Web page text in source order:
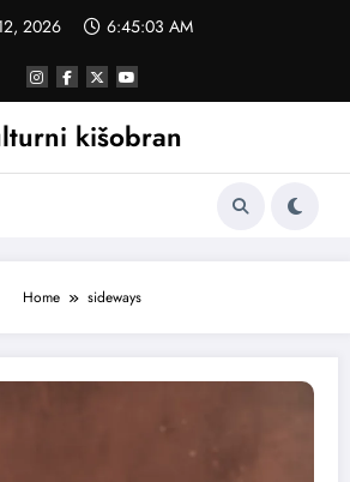
2026 6:45:03 AM
kišobran
Home sideways